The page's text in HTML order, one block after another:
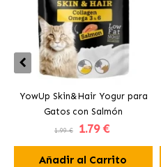
YowUp Skin&Hair Yogur para
Gatos con Salmón
1.99 € 1.79 €
Añadir al Carrito